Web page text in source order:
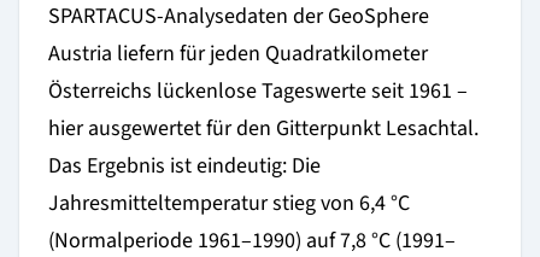
SPARTACUS-Analysedaten der GeoSphere
Austria liefern für jeden Quadratkilometer
Österreichs lückenlose Tageswerte seit 1961 –
hier ausgewertet für den Gitterpunkt Lesachtal.
Das Ergebnis ist eindeutig: Die
Jahresmitteltemperatur stieg von 6,4 °C
(Normalperiode 1961–1990) auf 7,8 °C (1991–